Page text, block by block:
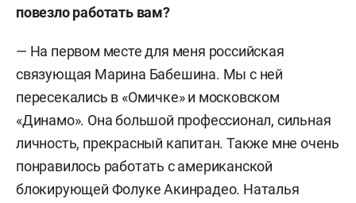
повезло работать вам?
— На первом месте для меня российская
связующая Марина Бабешина. Мы с ней
пересекались в «Омичке» и московском
«Динамо». Она большой профессионал, сильная
личность, прекрасный капитан. Также мне очень
понравилось работать с американской
блокирующей Фолуке Акинрадео. Наталья